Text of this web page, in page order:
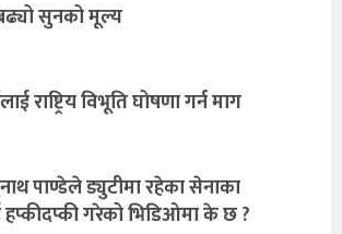
सुनको मूल्य
राष्ट्रिय विभूति घोषणा गर्न माग
पाण्डेले ड्युटीमा रहेका सेनाका
हप्कीदप्की गरेको भिडिओमा के छ ?